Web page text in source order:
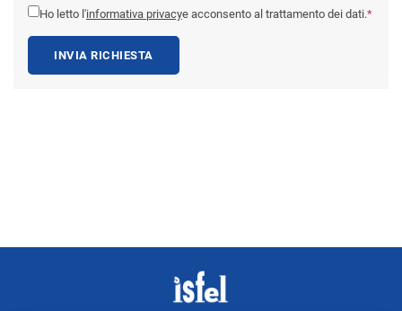
Ho letto l'informativa privacye acconsento al trattamento dei dati.*
INVIA RICHIESTA